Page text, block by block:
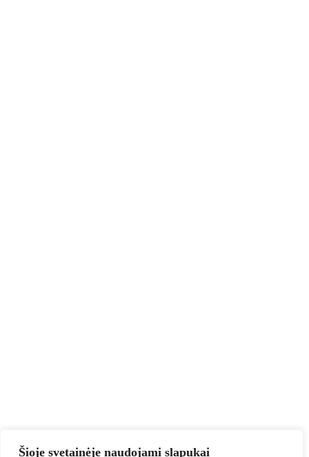
Šioje svetainėje naudojami slapukai